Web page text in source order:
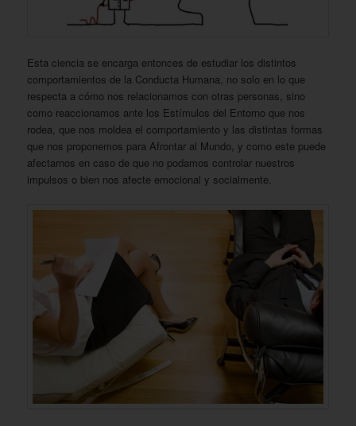
Esta ciencia se encarga entonces de estudiar los distintos
comportamientos de la Conducta Humana, no solo en lo que
respecta a cómo nos relacionamos con otras personas, sino
como reaccionamos ante los Estímulos del Entorno que nos
rodea, que nos moldea el comportamiento y las distintas formas
que nos proponemos para Afrontar al Mundo, y como este puede
afectarnos en caso de que no podamos controlar nuestros
impulsos o bien nos afecte emocional y socialmente.